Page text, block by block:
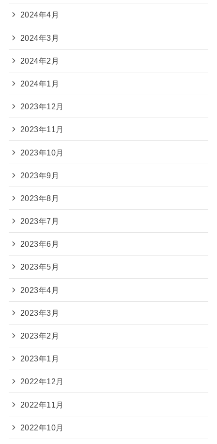
2024年4月
2024年3月
2024年2月
2024年1月
2023年12月
2023年11月
2023年10月
2023年9月
2023年8月
2023年7月
2023年6月
2023年5月
2023年4月
2023年3月
2023年2月
2023年1月
2022年12月
2022年11月
2022年10月